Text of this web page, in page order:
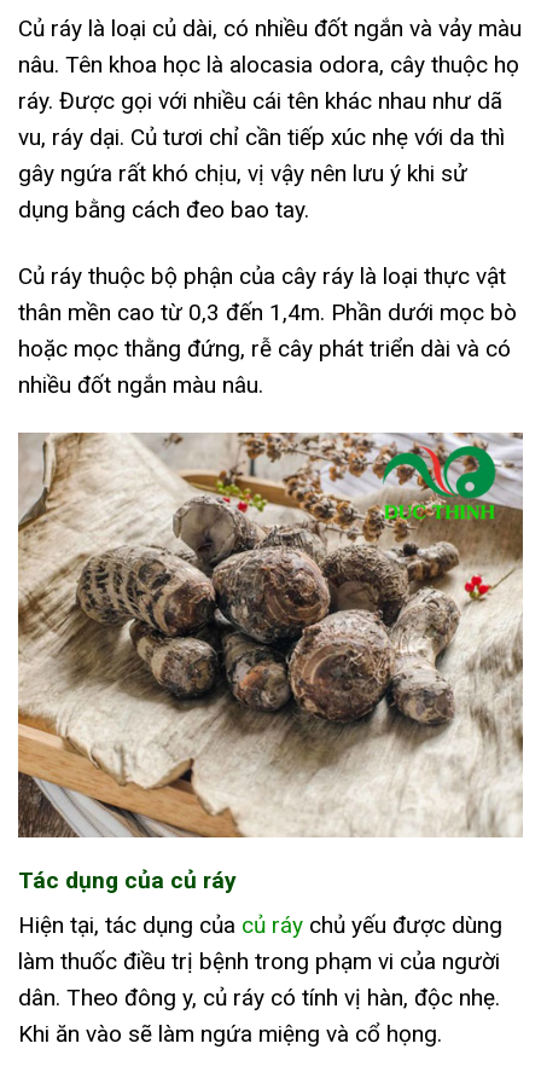
Củ ráy là loại củ dài, có nhiều đốt ngắn và vảy màu
nâu. Tên khoa học là alocasia odora, cây thuộc họ
ráy. Được gọi với nhiều cái tên khác nhau như dã
vu, ráy dại. Củ tươi chỉ cần tiếp xúc nhẹ với da thì
gây ngứa rất khó chịu, vị vậy nên lưu ý khi sử
dụng bằng cách đeo bao tay.
Củ ráy thuộc bộ phận của cây ráy là loại thực vật
thân mền cao từ 0,3 đến 1,4m. Phần dưới mọc bò
hoặc mọc thằng đứng, rễ cây phát triển dài và có
nhiều đốt ngắn màu nâu.
Tác dụng của củ ráy
Hiện tại, tác dụng của củ ráy chủ yếu được dùng
làm thuốc điều trị bệnh trong phạm vi của người
dân. Theo đông y, củ ráy có tính vị hàn, độc nhẹ.
Khi ăn vào sẽ làm ngứa miệng và cổ họng.